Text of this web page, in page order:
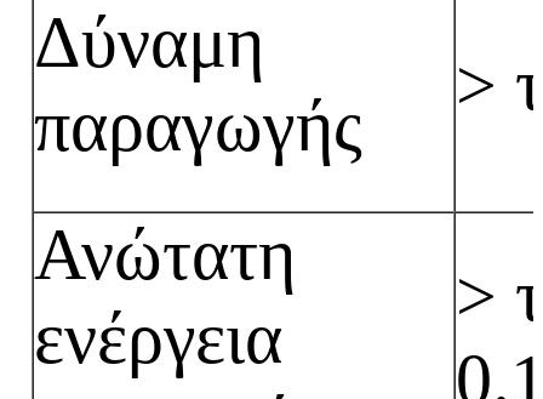
Δύναμη
παραγωγής
>
Ανώτατη
ενέργεια
>